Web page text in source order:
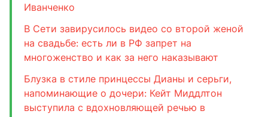
Иванченко
В Сети завирусилось видео со второй женой
на свадьбе: есть ли в РФ запрет на
многоженство и как за него наказывают
Блузка в стиле принцессы Дианы и серьги,
напоминающие о дочери: Кейт Миддлтон
выступила с вдохновляющей речью в